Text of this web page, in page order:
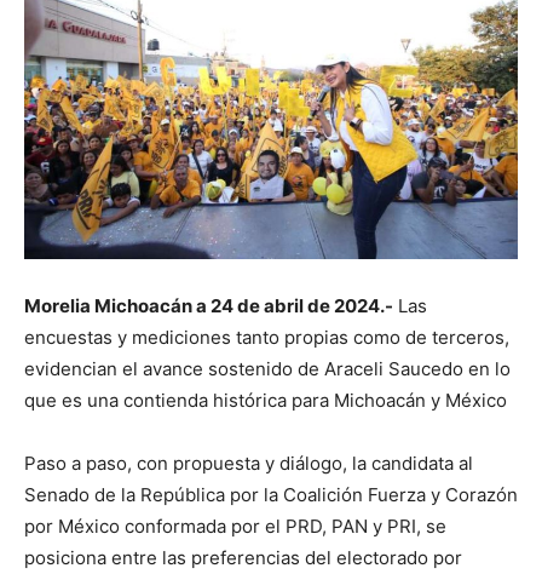
Morelia Michoacán a 24 de abril de 2024.- Las
encuestas y mediciones tanto propias como de terceros,
evidencian el avance sostenido de Araceli Saucedo en lo
que es una contienda histórica para Michoacán y México
Paso a paso, con propuesta y diálogo, la candidata al
Senado de la República por la Coalición Fuerza y Corazón
por México conformada por el PRD, PAN y PRI, se
posiciona entre las preferencias del electorado por